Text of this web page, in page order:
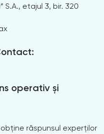
etajul 3, bir. 320
operativ și
răspunsul experților